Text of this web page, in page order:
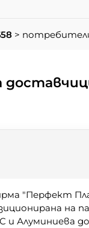
>
"Перфект
на
и Алуминиева